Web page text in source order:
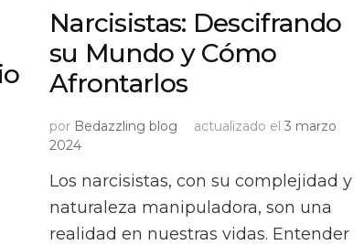
Narcisistas: Descifrando
su Mundo y Cómo
Afrontarlos
por Bedazzling blog actualizado el 3 marzo
2024
Los narcisistas, con su complejidad y
naturaleza manipuladora, son una
realidad en nuestras vidas. Entender